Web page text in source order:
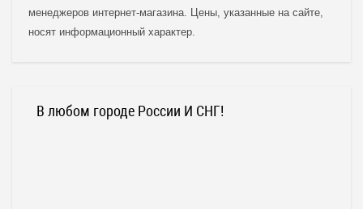
менеджеров интернет-магазина. Цены, указанные на сайте,
носят информационный характер.
В любом городе России И СНГ!